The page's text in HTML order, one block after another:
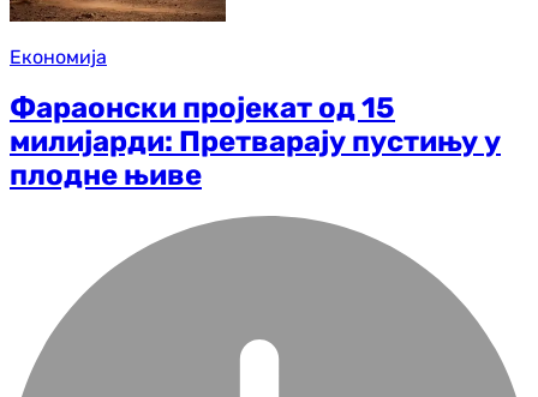
Економија
Фараонски пројекат од 15
милијарди: Претварају пустињу у
плодне њиве